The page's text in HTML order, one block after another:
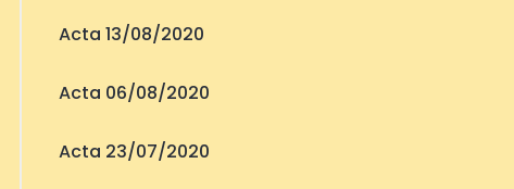
Acta 13/08/2020
Acta 06/08/2020
Acta 23/07/2020